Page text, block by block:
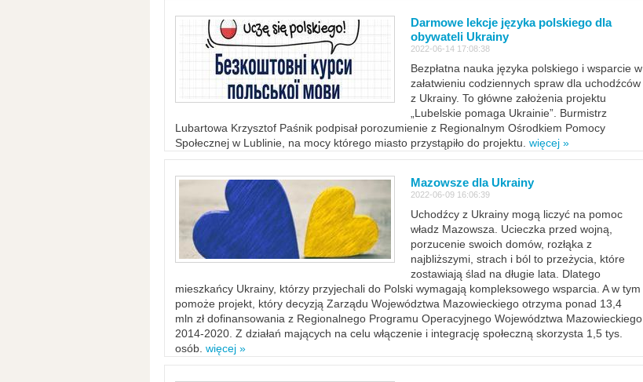
Darmowe lekcje języka polskiego dla
obywateli Ukrainy
2022-06-14 17:08:38
Bezpłatna nauka języka polskiego i wsparcie w
załatwieniu codziennych spraw dla uchodźców
z Ukrainy. To główne założenia projektu
„Lubelskie pomaga Ukrainie”. Burmistrz
Lubartowa Krzysztof Paśnik podpisał porozumienie z Regionalnym Ośrodkiem Pomocy
Społecznej w Lublinie, na mocy którego miasto przystąpiło do projektu. więcej »
Mazowsze dla Ukrainy
2022-06-09 16:06:39
Uchodźcy z Ukrainy mogą liczyć na pomoc
władz Mazowsza. Ucieczka przed wojną,
porzucenie swoich domów, rozłąka z
najbliższymi, strach i ból to przeżycia, które
zostawiają ślad na długie lata. Dlatego
mieszkańcy Ukrainy, którzy przyjechali do Polski wymagają kompleksowego wsparcia. A w tym
pomoże projekt, który decyzją Zarządu Województwa Mazowieckiego otrzyma ponad 13,4
mln zł dofinansowania z Regionalnego Programu Operacyjnego Województwa Mazowieckiego
2014-2020. Z działań mających na celu włączenie i integrację społeczną skorzysta 1,5 tys.
osób. więcej »